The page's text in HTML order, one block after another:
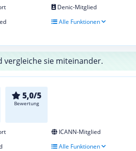
Denic-Mitglied
Alle Funktionen
vergleiche sie miteinander.
5,0/5
Bewertung
ICANN-Mitglied
Alle Funktionen